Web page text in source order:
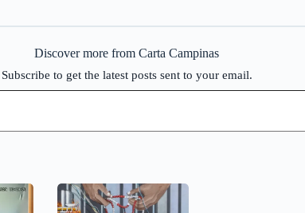
Discover more from Carta Campinas
Subscribe to get the latest posts sent to your email.